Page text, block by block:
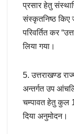
प्रसार हेतु
संस्कृतनिष्ठ किए
परिवर्तित कर
लिया गया।
5. उत्तराखण्ड
अन्तर्गत उप
चम्पावत हेतु कुल
दिया अनुमोदन।